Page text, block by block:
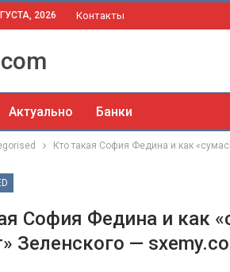
2026 Контакты
Актуально Банки
Кто такая София Федина и как
София Федина и как
Зеленского —